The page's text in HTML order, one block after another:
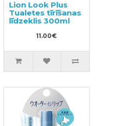
Lion Look Plus
Tualetes tīrīšanas
līdzeklis 300ml
11.00€